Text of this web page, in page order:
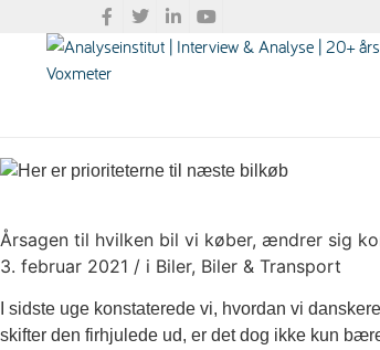
Årsagen til hvilken bil vi køber, ændrer sig
3. februar 2021 / i Biler, Biler & Transport
I sidste uge konstaterede vi, hvordan vi
skifter den firhjulede ud, er det dog ikke kun